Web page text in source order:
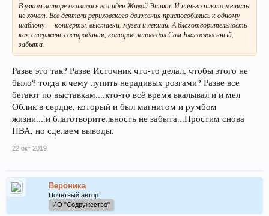
капля святости способна оздоровить реку. Но не все будут пить из нее.
В узком заторе оказалась вся идея Живой Этики. И ничего никто менять
не хочет. Все деятели рериховского движения приспособились к одному
шаблону — концерты, выставки, музеи и лекции. А благотворительность
как стержень сострадания, которое заповедал Сам Благословенный,
забыта.
В узком заторе оказалась вся идея Живой Этики. И ничего никто менять
не хочет. Все деятели рериховского движения приспособились к одному
шаблону — концерты, выставки, музеи и лекции. А благотворительность
как стержень сострадания, которое заповедал Сам Благословенный,
забыта.
Разве это так? Разве Источник что-то делал, чтобы этого не
было? тогда к чему лупить нерадивых розгами? Разве все
бегают по выставкам....кто-то всё время вкалывал и и мел
Облик в сердце, который и был магнитом и румбом
жизни....и благотворительность не забыта...Простим снова
ПВА, но сделаем выводы.
22 окт 2019
Вероника
Почётный автор
ИО "Содружество"